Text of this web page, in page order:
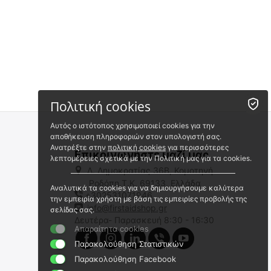
ΓΑΝΤΙΑ MECHANIX, T/S
Element Covert
Άμεσα διαθέσιμο
Αποστολή σε 1 εως 3
εργάσιμες
ΓΑΝΤΙΑ MECHANIX, T/S
Pursuit CR5 Covert , Womans
9020172584
Άμεσα διαθέσιμο
Αποστολή σε 1 εως 3
εργάσιμες
Επικοινωνήστε μαζί μας
Λ. Δημοκρατίας 36Β, Κομοτηνή
Ροδόπη,Τ.Κ. 69133, Ελλάδα
+302531071946
info@firstaidshop.gr
Δευτέρα- Παρασκευή 8:30 - 16:30
Πολιτική cookies
Αυτός ο ιστότοπος χρησιμοποιεί cookies για την
αποθήκευση πληροφοριών στον υπολογιστή σας.
Ανατρέξτε στην πολιτική cookies για περισσότερες
λεπτομέρειες σχετικά με την Πολιτική μας για τα cookies.
Αναλυτικά τα cookies για να δημιουργήσουμε καλύτερα
την εμπειρία χρήστη με βάση τις εμπειρίες προβολής της
σελίδας σας.
Απαραίτητα cookies
Παρακολούθηση Στατιστικών
Παρακολούθηση Facebook